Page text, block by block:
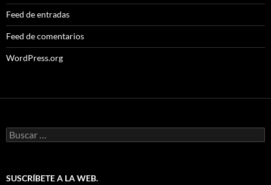
Feed de entradas
Feed de comentarios
WordPress.org
Buscar:
SUSCRÍBETE A LA WEB.